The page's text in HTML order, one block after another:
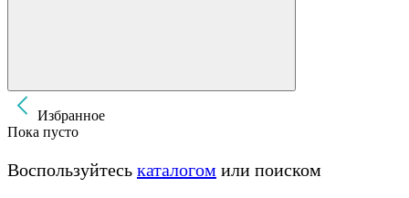
Избранное
Пока пусто
Воспользуйтесь каталогом или поиском